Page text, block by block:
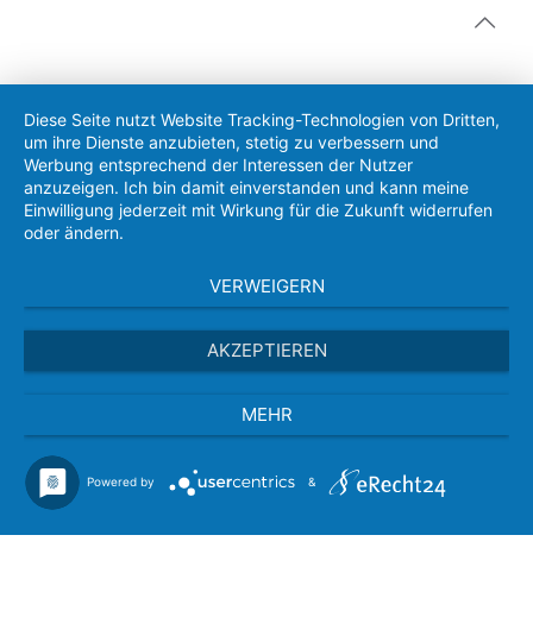
Diese Seite nutzt Website Tracking-Technologien von Dritten,
um ihre Dienste anzubieten, stetig zu verbessern und
Werbung entsprechend der Interessen der Nutzer
anzuzeigen. Ich bin damit einverstanden und kann meine
Einwilligung jederzeit mit Wirkung für die Zukunft widerrufen
oder ändern.
VERWEIGERN
AKZEPTIEREN
MEHR
Powered by &